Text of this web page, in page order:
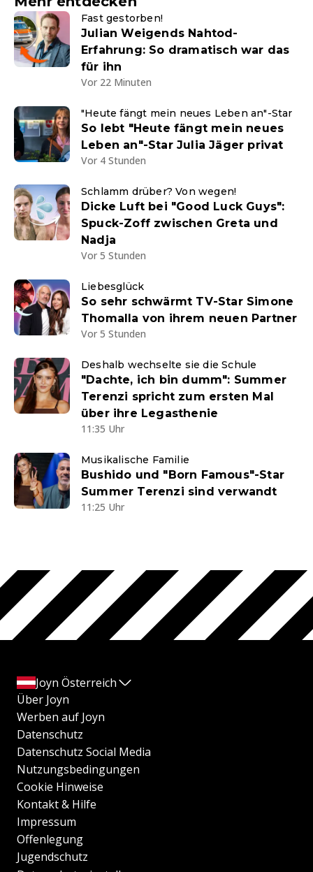
Fast gestorben!
Julian Weigends Nahtod-
Erfahrung: So dramatisch war das
für ihn
Vor 22 Minuten
"Heute fängt mein neues Leben an"-Star
So lebt "Heute fängt mein neues
Leben an"-Star Julia Jäger privat
Vor 4 Stunden
Schlamm drüber? Von wegen!
Dicke Luft bei "Good Luck Guys":
Spuck-Zoff zwischen Greta und
Nadja
Vor 5 Stunden
Liebesglück
So sehr schwärmt TV-Star Simone
Thomalla von ihrem neuen Partner
Vor 5 Stunden
Deshalb wechselte sie die Schule
"Dachte, ich bin dumm": Summer
Terenzi spricht zum ersten Mal
über ihre Legasthenie
11:35 Uhr
Musikalische Familie
Bushido und "Born Famous"-Star
Summer Terenzi sind verwandt
11:25 Uhr
Joyn Österreich
Über Joyn
Werben auf Joyn
Datenschutz
Datenschutz Social Media
Nutzungsbedingungen
Cookie Hinweise
Kontakt & Hilfe
Impressum
Offenlegung
Jugendschutz